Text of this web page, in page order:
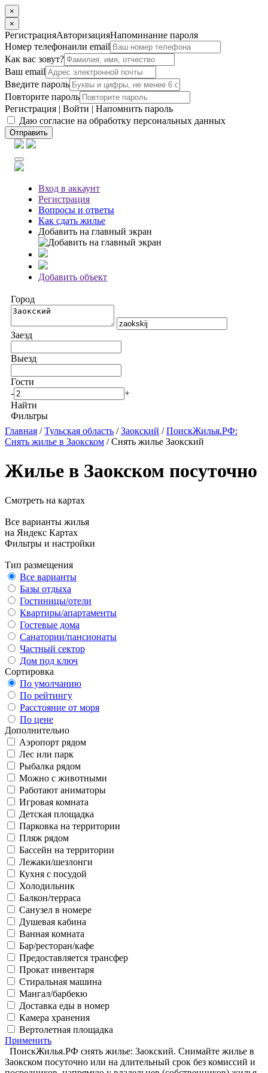
×
×
РегистрацияАвторизацияНапоминание пароля
Номер телефонаили email
Как вас зовут?
Ваш email
Введите пароль
Повторите пароль
Регистрация | Войти | Напомнить пароль
Даю согласие на обработку персональных данных
Отправить
Вход в аккаунт
Регистрация
Вопросы и ответы
Как сдать жилье
Добавить на главный экран
Добавить объект
Город
Заезд
Выезд
Гости
-
+
Найти
Фильтры
Главная /Тульская область /Заокский /ПоискЖилья.РФ:
Снять жилье в Заокском / Снять жилье Заокский
Жилье в Заокском посуточно
Смотреть на картах
Все варианты жилья
на Яндекс Картах
Фильтры и настройки
Тип размещения
Все варианты
Базы отдыха
Гостиницы/отели
Квартиры/апартаменты
Гостевые дома
Санатории/пансионаты
Частный сектор
Дом под ключ
Сортировка
По умолчанию
По рейтингу
Расстояние от моря
По цене
Дополнительно
Аэропорт рядом
Лес или парк
Рыбалка рядом
Можно с животными
Работают аниматоры
Игровая комната
Детская площадка
Парковка на территории
Пляж рядом
Бассейн на территории
Лежаки/шезлонги
Кухня с посудой
Холодильник
Балкон/терраса
Санузел в номере
Душевая кабина
Ванная комната
Бар/ресторан/кафе
Предоставляется трансфер
Прокат инвентаря
Стиральная машина
Мангал/барбекю
Доставка еды в номер
Камера хранения
Вертолетная площадка
Применить
ПоискЖилья.РФ снять жилье: Заокский. Снимайте жилье в
Заокском посуточно или на длительный срок без комиссий и